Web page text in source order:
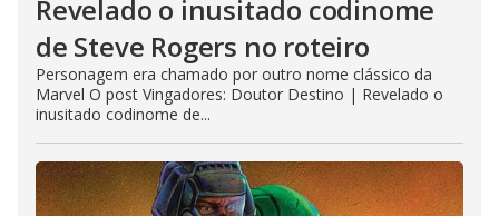
Revelado o inusitado codinome
de Steve Rogers no roteiro
Personagem era chamado por outro nome clássico da
Marvel O post Vingadores: Doutor Destino | Revelado o
inusitado codinome de...